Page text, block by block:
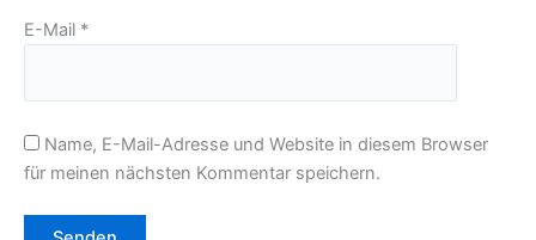
E-Mail *
Name, E-Mail-Adresse und Website in diesem Browser
für meinen nächsten Kommentar speichern.